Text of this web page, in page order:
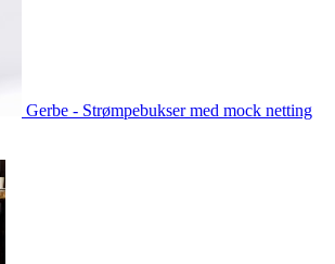
Gerbe - Strømpebukser med mock netting